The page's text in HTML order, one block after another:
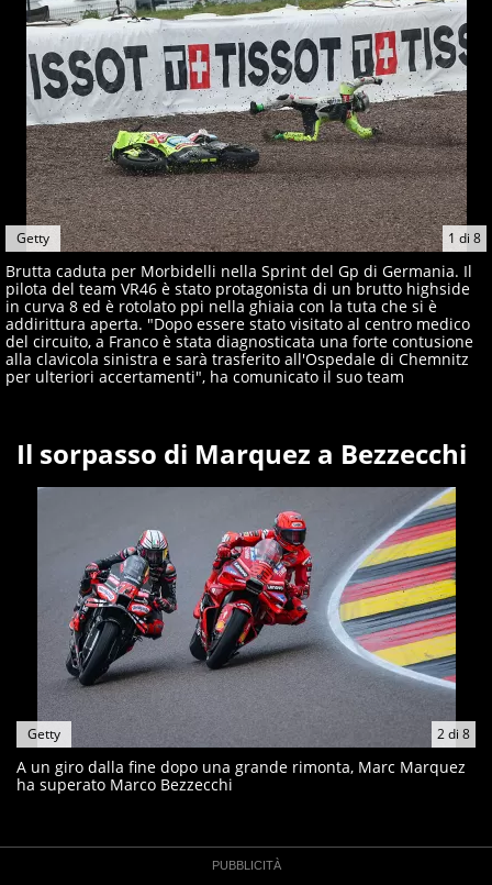
1 di 8
Getty
Brutta caduta per Morbidelli nella Sprint del Gp di Germania. Il
pilota del team VR46 è stato protagonista di un brutto highside
in curva 8 ed è rotolato ppi nella ghiaia con la tuta che si è
addirittura aperta. "Dopo essere stato visitato al centro medico
del circuito, a Franco è stata diagnosticata una forte contusione
alla clavicola sinistra e sarà trasferito all'Ospedale di Chemnitz
per ulteriori accertamenti", ha comunicato il suo team
Il sorpasso di Marquez a Bezzecchi
2di 8
Getty
A un giro dalla fine dopo una grande rimonta, Marc Marquez
ha superato Marco Bezzecchi